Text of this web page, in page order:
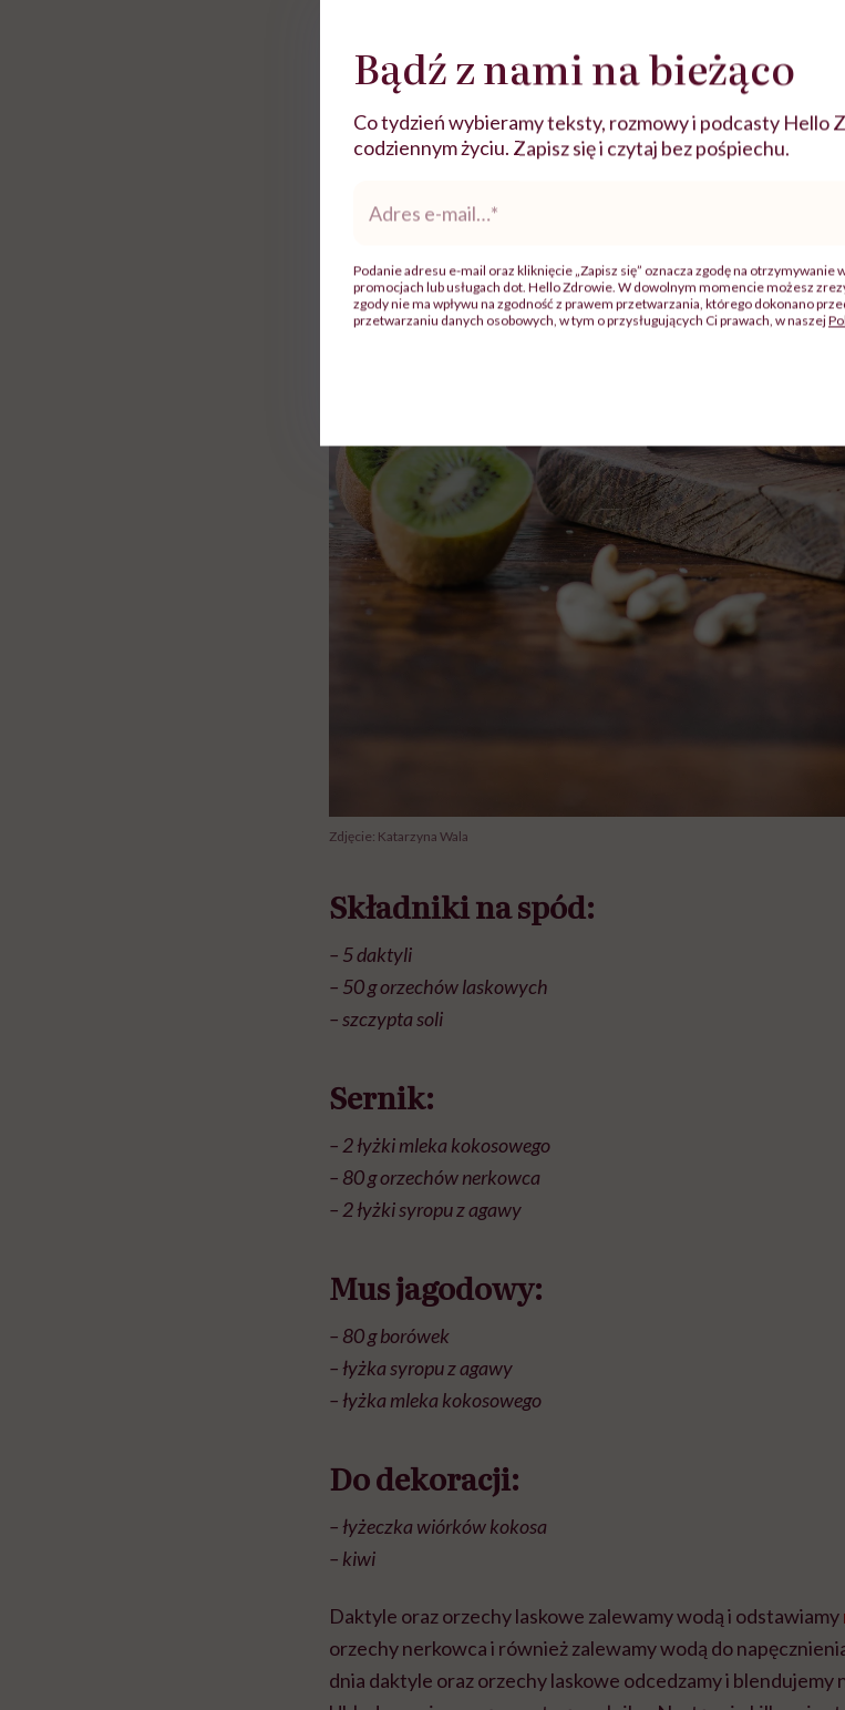
Zdjęcie: Katarzyna Wala
Składniki na spód:
– 5 daktyli
– 50 g orzechów laskowych
– szczypta soli
Sernik:
– 2 łyżki mleka kokosowego
– 80 g orzechów nerkowca
– 2 łyżki syropu z agawy
Mus jagodowy:
– 80 g borówek
– łyżka syropu z agawy
– łyżka mleka kokosowego
Do dekoracji:
– łyżeczka wiórków kokosa
– kiwi
Daktyle oraz orzechy laskowe zalewamy wodą i odstawiamy
orzechy nerkowca i również zalewamy wodą do
dnia daktyle oraz orzechy laskowe odcedzamy i blendujemy
Bądź z nami na bieżąco
Co tydzień wybieramy teksty, rozmowy i podcasty Hello
codziennym życiu. Zapisz się i czytaj bez pośpiechu.
mail*
Podanie adresu e-mail oraz kliknięcie „Zapisz się” oznacza zgodę na otrzymywanie
promocjach lub usługach dot. Hello Zdrowie. W dowolnym momencie możesz
zgody nie ma wpływu na zgodność z prawem przetwarzania, którego dokonano
przetwarzaniu danych osobowych, w tym o przysługujących Ci prawach, w naszej